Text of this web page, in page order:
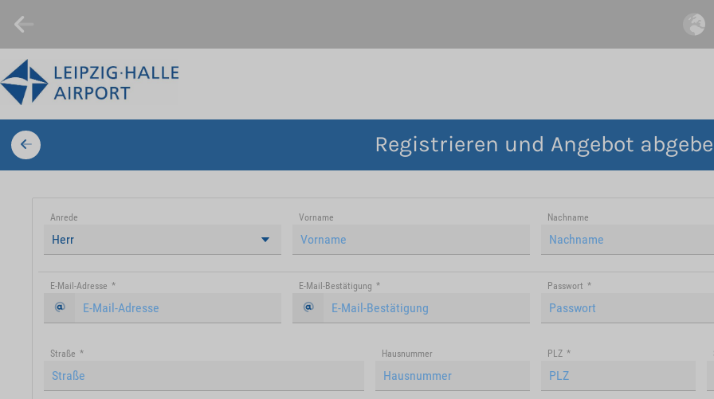
Registrieren und Angebot
Anrede
Herr
Vorname Nachname
E-Mail-Adresse * E-Mail-Bestätigung * Passwort *
Straße * Hausnummer PLZ *